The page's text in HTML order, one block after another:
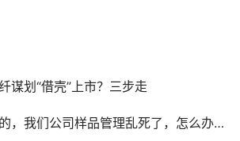
谋划“借壳”上市？三步走
们公司样品管理乱死了，怎么办？_百度知道